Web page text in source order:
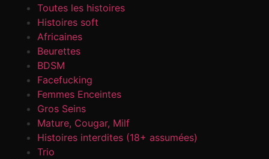
Toutes les histoires
Histoires soft
Africaines
Beurettes
BDSM
Facefucking
Femmes Enceintes
Gros Seins
Mature, Cougar, Milf
Histoires interdites (18+ assumées)
Trio